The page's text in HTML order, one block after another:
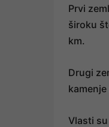
Prvi
široku
km.
Drugi
Vlasti